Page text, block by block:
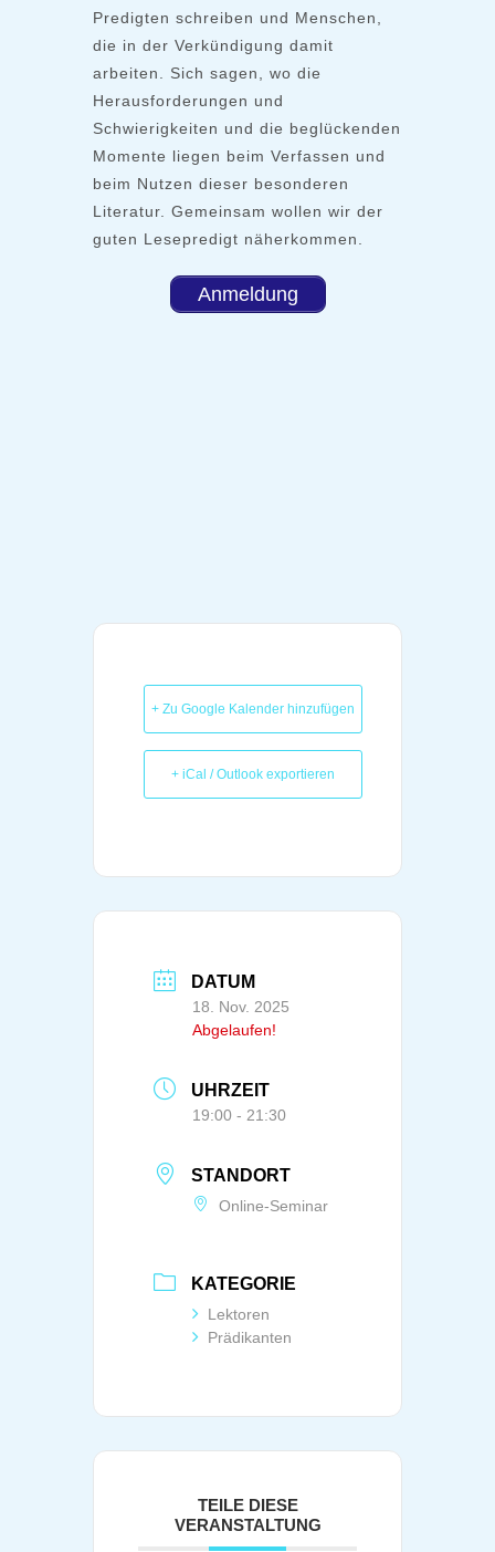
Predigten schreiben und Menschen,
die in der Verkündigung damit
arbeiten. Sich sagen, wo die
Herausforderungen und
Schwierigkeiten und die beglückenden
Momente liegen beim Verfassen und
beim Nutzen dieser besonderen
Literatur. Gemeinsam wollen wir der
guten Lesepredigt näherkommen.
Anmeldung
+ Zu Google Kalender hinzufügen
+ iCal / Outlook exportieren
DATUM
18. Nov. 2025
Abgelaufen!
UHRZEIT
19:00 - 21:30
STANDORT
Online-Seminar
KATEGORIE
Lektoren
Prädikanten
TEILE DIESE
VERANSTALTUNG